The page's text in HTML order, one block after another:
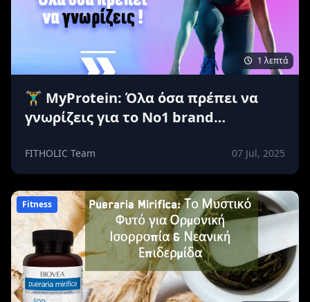
1 λεπτά
🏋️‍♂️ MyProtein: Όλα όσα πρέπει να
γνωρίζεις για το Νο1 brand
Ευρώπη 🇬🇧
FITHOLIC Team 07 Jul, 2025
Fitness